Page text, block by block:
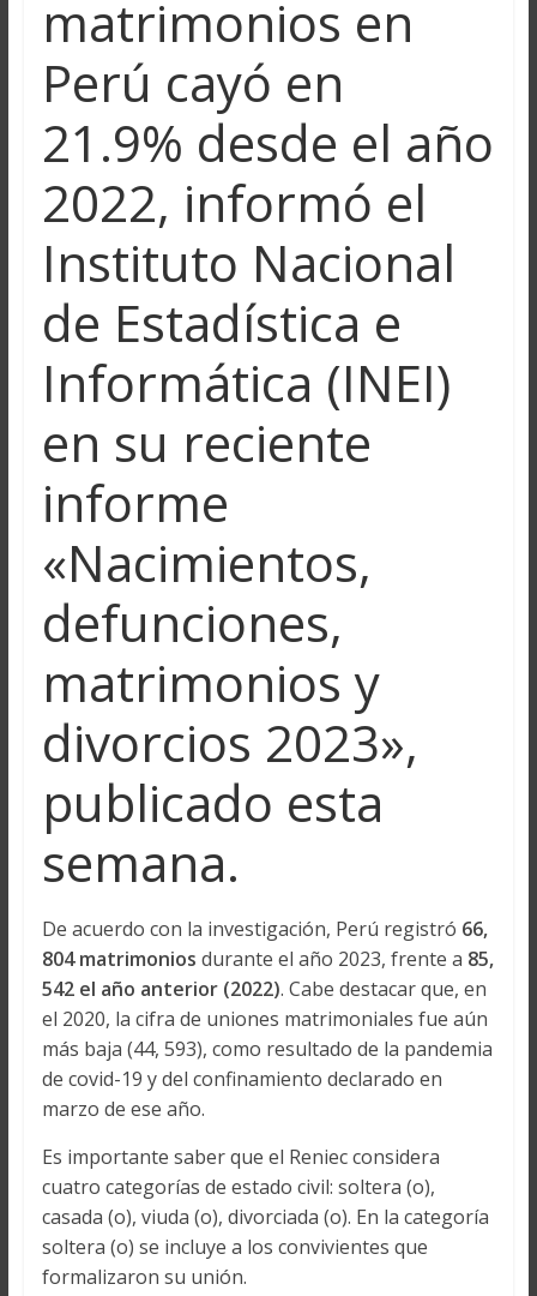
matrimonios en
Perú cayó en
21.9% desde el año
2022, informó el
Instituto Nacional
de Estadística e
Informática (INEI)
en su reciente
informe
«Nacimientos,
defunciones,
matrimonios y
divorcios 2023»,
publicado esta
semana.
De acuerdo con la investigación, Perú registró 66,
804 matrimonios durante el año 2023, frente a 85,
542 el año anterior (2022). Cabe destacar que, en
el 2020, la cifra de uniones matrimoniales fue aún
más baja (44, 593), como resultado de la pandemia
de covid-19 y del confinamiento declarado en
marzo de ese año.
Es importante saber que el Reniec considera
cuatro categorías de estado civil: soltera (o),
casada (o), viuda (o), divorciada (o). En la categoría
soltera (o) se incluye a los convivientes que
formalizaron su unión.